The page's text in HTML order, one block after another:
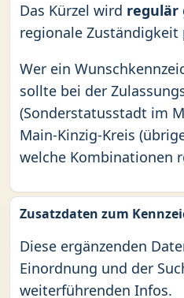
Das Kürzel wird regulär
regionale Zuständigkeit
Wer ein
sollte bei der
(Sonderstatusstadt im
Main-Kinzig-Kreis
welche Kombinationen
Zusatzdaten zum
Diese ergänzenden
Einordnung und der
weiterführenden Infos.